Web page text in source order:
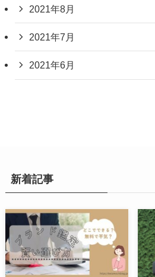
2021年8月
2021年7月
2021年6月
新着記事